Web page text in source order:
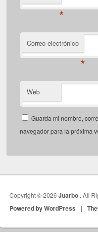
*
Correo electrónico
*
Web
Guarda mi nombre,
navegador para la próxima
Copyright © 2026Juarbo . All
Powered by WordPress |